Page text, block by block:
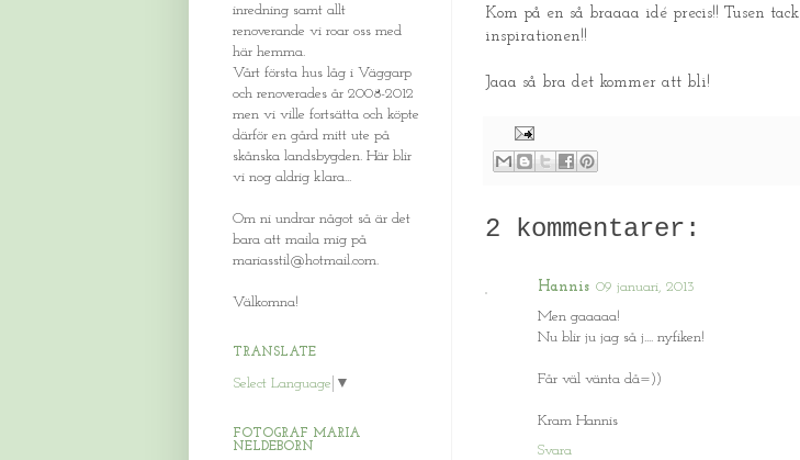
Kom på en så braaaa idé precis!! Tusen tack
inspirationen!!
Jaaa så bra det kommer att bli!
2 kommentarer:
Hannis 09 januari, 2013
Men gaaaaa!
Nu blir ju jag så j.... nyfiken!
Får väl vänta då=))
Kram Hannis
Svara
inredning samt allt
renoverande vi roar oss med
här hemma.
Vårt första hus låg i Väggarp
och renoverades år 2008-2012
men vi ville fortsätta och köpte
därför en gård mitt ute på
skånska landsbygden. Här blir
vi nog aldrig klara...
Om ni undrar något så är det
bara att maila mig på
mariasstil@hotmail.com.
Välkomna!
TRANSLATE
Select Language ▼
FOTOGRAF MARIA
NELDEBORN